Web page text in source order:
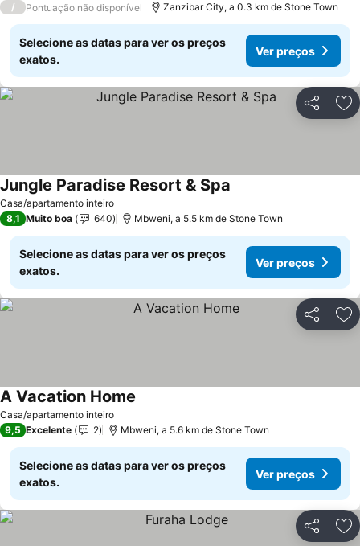
/ Pontuação não disponível Zanzibar City, a 0.3 km de Stone Town
Selecione as datas para ver os preços
exatos.
Ver preços
Partilhar
Casa/apartamento inteiro
Jungle Paradise Resort & Spa
8,1 Muito boa 640 Mbweni, a 5.5 km de Stone Town
Selecione as datas para ver os preços
exatos.
Ver preços
Partilhar
Casa/apartamento inteiro
A Vacation Home
9,5 Excelente 2 Mbweni, a 5.6 km de Stone Town
Selecione as datas para ver os preços
exatos.
Ver preços
Partilhar